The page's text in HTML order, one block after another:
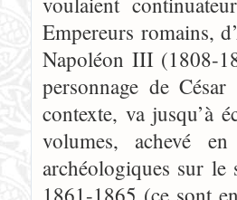
Empereurs romains,
Napoléon III (1808-
personnage de
contexte, va jusqu’à
volumes, achevé
archéologiques sur
1861-1865 (ce sont